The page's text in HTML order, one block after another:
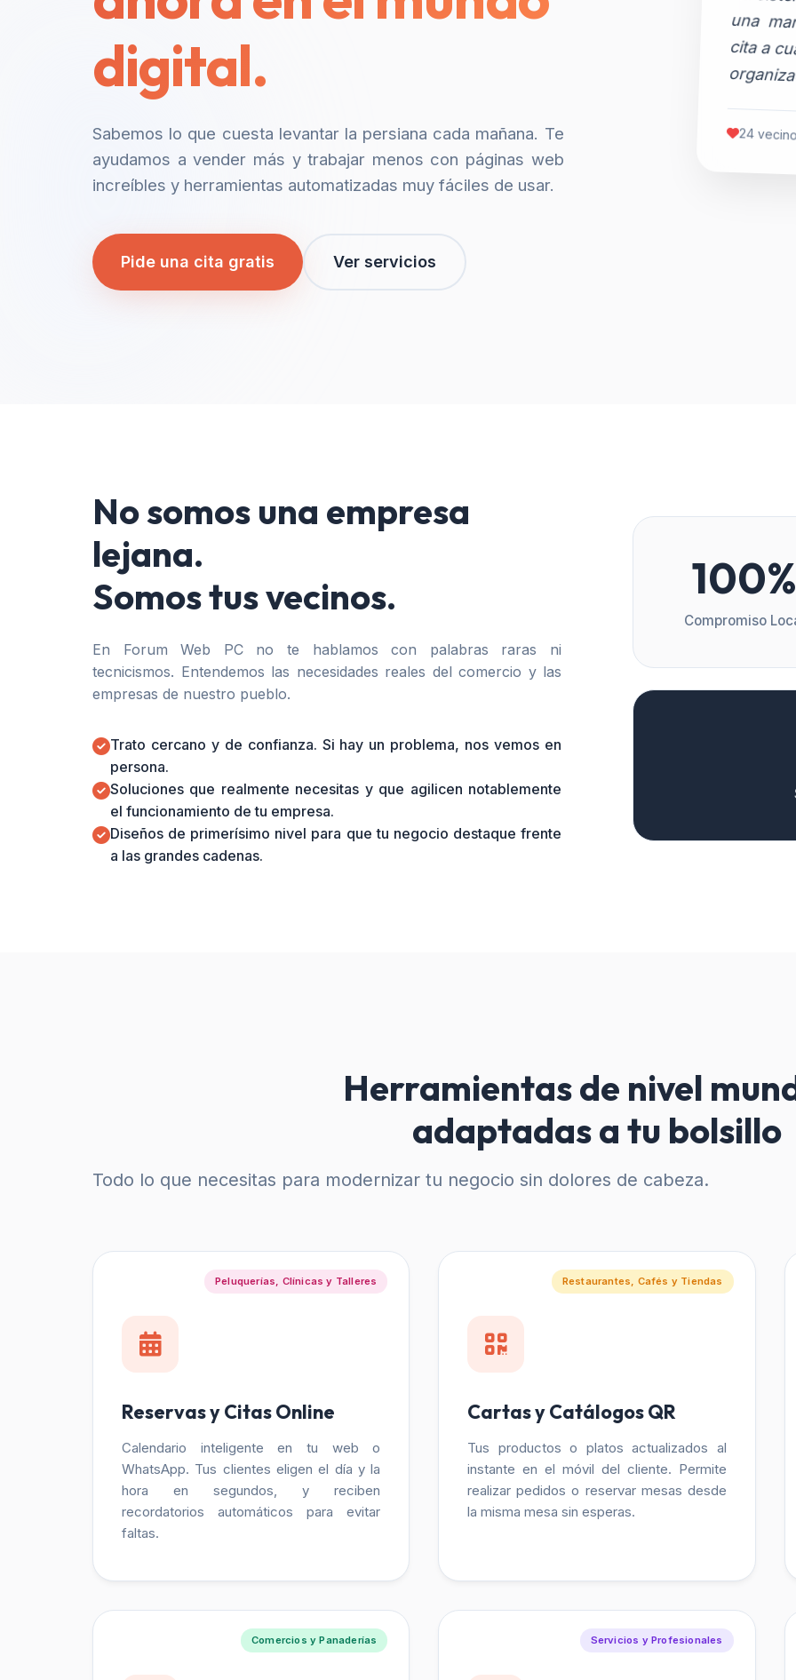
digital.
Sabemos lo que cuesta levantar la persiana cada mañana. Te
ayudamos a vender más y trabajar menos con páginas web
increíbles y herramientas automatizadas muy fáciles de usar.
Pide una cita gratis Ver servicios
24
No somos una empresa
lejana.
Somos tus vecinos.
En Forum Web PC no te hablamos con palabras raras ni
tecnicismos. Entendemos las necesidades reales del comercio y las
empresas de nuestro pueblo.
Trato cercano y de confianza. Si hay un problema, nos vemos en
persona.
Soluciones que realmente necesitas y que agilicen notablemente
el funcionamiento de tu empresa.
Diseños de primerísimo nivel para que tu negocio destaque frente
a las grandes cadenas.
100%
Compromiso
Herramientas de nivel
adaptadas a tu bolsillo
Todo lo que necesitas para modernizar tu negocio sin dolores de cabeza.
Peluquerías, Clínicas y Talleres
Reservas y Citas Online
Calendario inteligente en tu web o
WhatsApp. Tus clientes eligen el día y la
hora en segundos, y reciben
recordatorios automáticos para evitar
faltas.
Restaurantes, Cafés y Tiendas
Cartas y Catálogos QR
Tus productos o platos actualizados al
instante en el móvil del cliente. Permite
realizar pedidos o reservar mesas desde
la misma mesa sin esperas.
Comercios y Panaderías Servicios y Profesionales